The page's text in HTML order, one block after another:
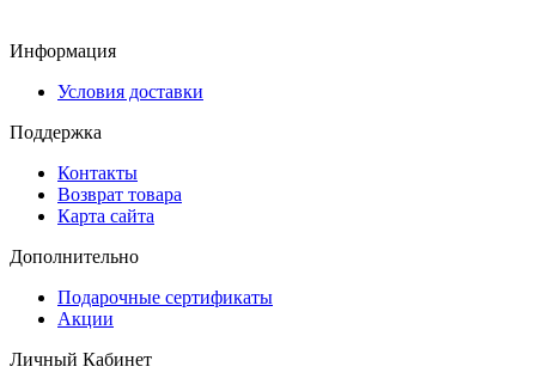
Информация
Условия доставки
Поддержка
Контакты
Возврат товара
Карта сайта
Дополнительно
Подарочные сертификаты
Акции
Личный Кабинет